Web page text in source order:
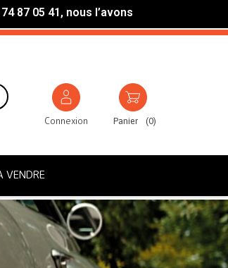
87 05 41, nous l’avons
Connexion Panier (0)
VENDRE